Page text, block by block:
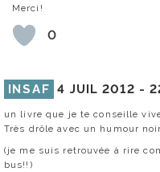
Merci!
0
INSAF 4 JUIL 2012 -
un livre que je te conseille
Très drôle avec un humour
(je me suis retrouvée à rire
bus!!)